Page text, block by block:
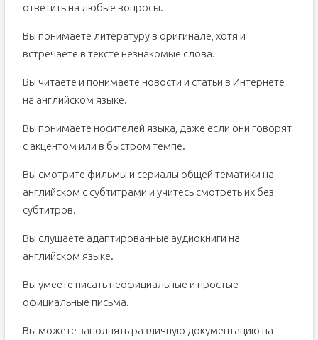
ответить на любые вопросы.
Вы понимаете литературу в оригинале, хотя и
встречаете в тексте незнакомые слова.
Вы читаете и понимаете новости и статьи в Интернете
на английском языке.
Вы понимаете носителей языка, даже если они говорят
с акцентом или в быстром темпе.
Вы смотрите фильмы и сериалы общей тематики на
английском с субтитрами и учитесь смотреть их без
субтитров.
Вы слушаете адаптированные аудиокниги на
английском языке.
Вы умеете писать неофициальные и простые
официальные письма.
Вы можете заполнять различную документацию на